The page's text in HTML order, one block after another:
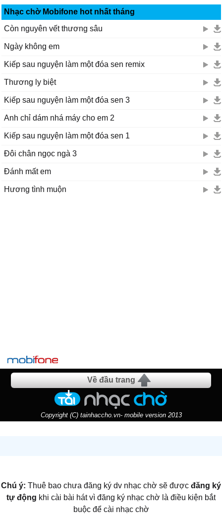
Nhạc chờ Mobifone hot nhất tháng
Còn nguyên vết thương sâu
Ngày không em
Kiếp sau nguyện làm một đóa sen remix
Thương ly biệt
Kiếp sau nguyện làm một đóa sen 3
Anh chỉ dám nhá máy cho em 2
Kiếp sau nguyện làm một đóa sen 1
Đôi chân ngọc ngà 3
Đánh mất em
Hương tình muộn
Về đầu trang
Copyright (C) tainhaccho.vn- mobile version 2013
Chú ý: Thuê bao chưa đăng ký dv nhạc chờ sẽ được đăng ký
tự động khi cài bài hát vì đăng ký nhạc chờ là điều kiện bắt
buộc để cài nhạc chờ